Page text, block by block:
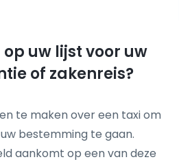
uw lijst voor uw
of zakenreis?
te maken over een taxi om
bestemming te gaan.
aankomt op een van deze